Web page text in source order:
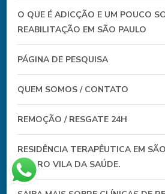
O QUE É ADICÇÃO E UM POUCO
REABILITAÇÃO EM SÃO PAULO
PÁGINA DE PESQUISA
QUEM SOMOS / CONTATO
REMOÇÃO / RESGATE 24H
RESIDÊNCIA TERAPÊUTICA EM
BAIRRO VILA DA SAÚDE.